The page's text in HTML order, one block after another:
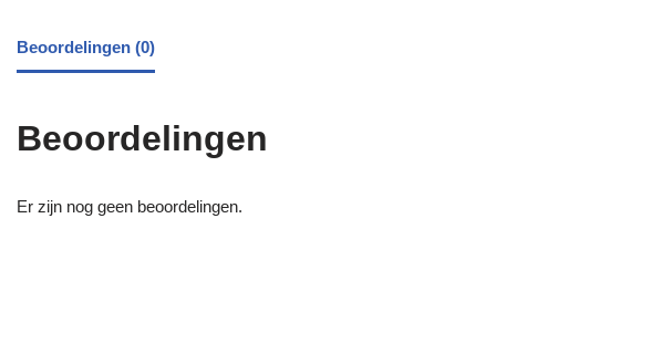
Beoordelingen (0)
Beoordelingen
Er zijn nog geen beoordelingen.